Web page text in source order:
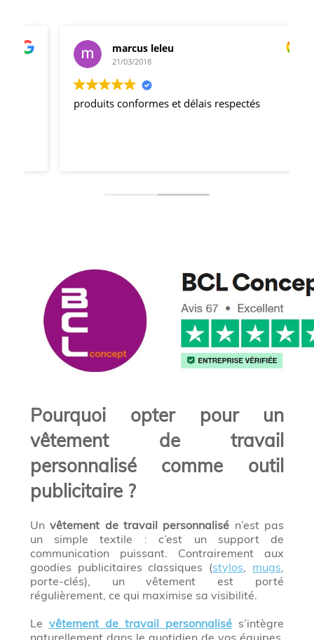
marcus leleu
21/03/2018
produits conformes et délais respectés
Pourquoi opter pour un
vêtement de travail
personnalisé comme outil
publicitaire ?
Unvêtement de travail personnalisé n’est pas
un simple textile : c’est un support de
communication puissant. Contrairement aux
goodies publicitaires classiques (stylos, mugs,
porte-clés), un vêtement est porté
régulièrement, ce qui maximise sa visibilité.
Le vêtement de travail personnalisé s’intègre